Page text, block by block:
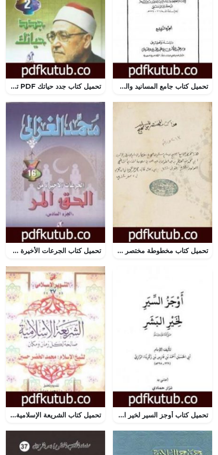
تحميل كتاب جامع المسانيد والسنن الهادي لأقوم سنن – الجزء الرابع PDF تأليف ابن كثير مجانا [كامل] تحميل كتاب جدد حياتك PDF تأليف محمد الغزالي مجانا [كامل]
تحميل كتاب مخطوطة مختصر الجامع الصحيح للإمام مسلم للمنذري PDF تأليف عبد العظيم المنذري مجانا [كامل] تحميل كتاب الجرعات الأخيرة من الحق المر PDF تأليف محمد الغزالي مجانا [كامل]
تحميل كتاب أوجز السير لخير البشر PDF تأليف أبو بكر الرازي مجانا [كامل] تحميل كتاب الشريعة الإسلامية صالحة لكل زمان ومكان – للشيخ محمد الخضر حسين PDF تأليف محمد عمارة مجانا [كامل]